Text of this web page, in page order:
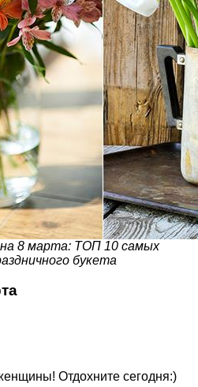
8 марта: ТОП 10 самых
букета
Отдохните сегодня:)